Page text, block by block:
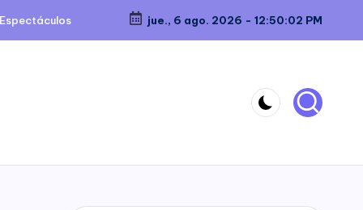
Espectáculos jue., 6 ago. 2026 - 12:50:03 PM